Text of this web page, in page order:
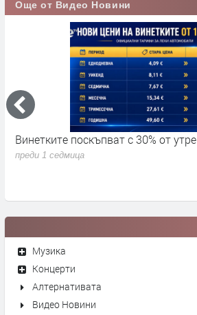
Още от Видео Новини
Винетките поскъпват с 30% от утре
преди 1 седмица
Музика
Концерти
Алтернативата
Видео Новини